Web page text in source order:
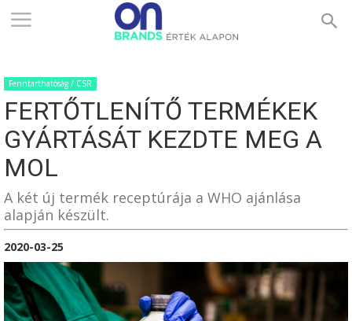
ONBRANDS
–
ÉRTÉK
ALAPON
Fenntarthatóság / CSR
FERTŐTLENÍTŐ TERMÉKEK
GYÁRTÁSÁT KEZDTE MEG A
MOL
A két új termék receptúrája a WHO ajánlása
alapján készült.
2020-03-25